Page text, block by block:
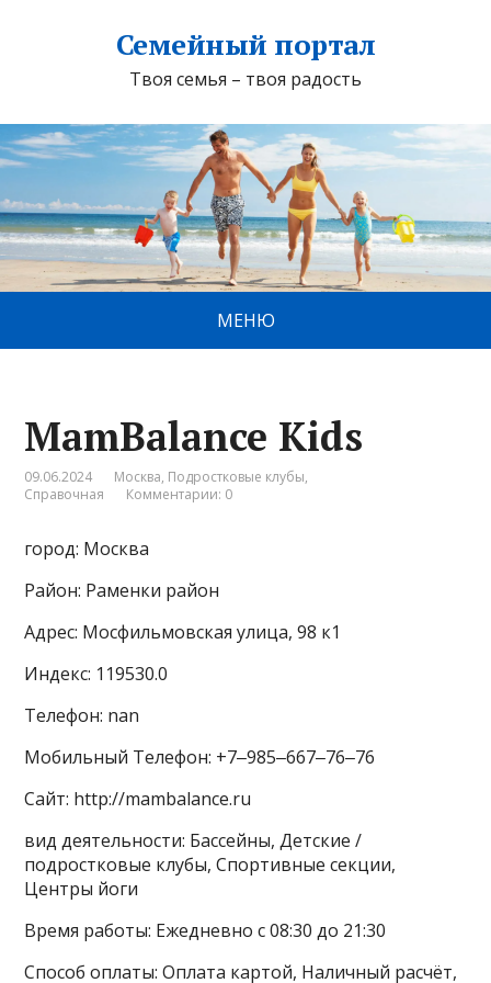
Семейный портал
Твоя семья – твоя радость
МЕНЮ
MamBalance Kids
09.06.2024 Москва, Подростковые клубы,
Справочная
Комментарии: 0
город: Москва
Район: Раменки район
Адрес: Мосфильмовская улица, 98 к1
Индекс: 119530.0
Телефон: nan
Мобильный Телефон: +7‒985‒667‒76‒76
Сайт: http://mambalance.ru
вид деятельности: Бассейны, Детские /
подростковые клубы, Спортивные секции,
Центры йоги
Время работы: Ежедневно с 08:30 до 21:30
Способ оплаты: Оплата картой, Наличный расчёт,